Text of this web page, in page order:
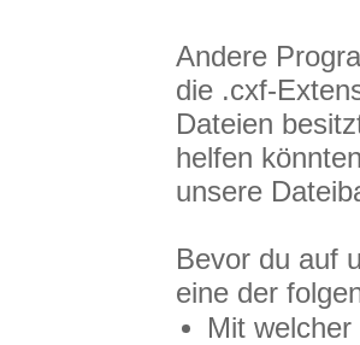
Andere
die .cxf-
Dateien
helfen
unsere
Bevor du auf
eine der
Mit